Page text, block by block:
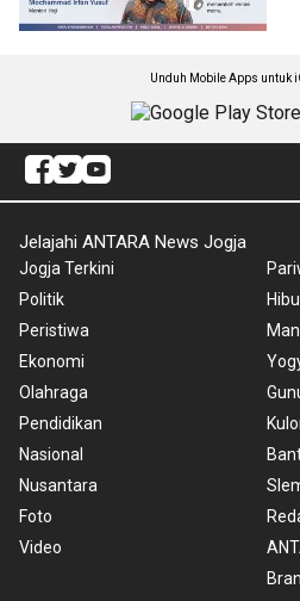
Unduh Mobile Apps untuk
Jelajahi ANTARA News Jogja
Jogja Terkini
Politik
Peristiwa
Ekonomi
Olahraga
Pendidikan
Nasional
Nusantara
Foto
Video